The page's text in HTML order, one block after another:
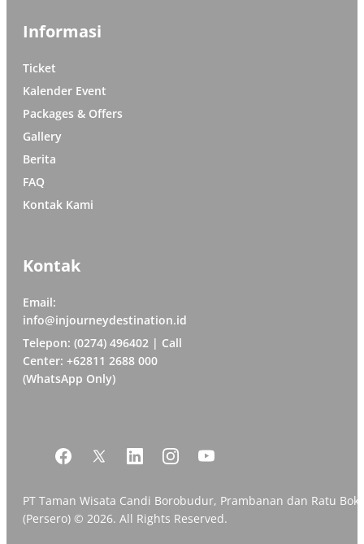
Informasi
Ticket
Kalender Event
Packages & Offers
Gallery
Berita
FAQ
Kontak Kami
Kontak
Email:
info@injourneydestination.id
Telepon: (0274) 496402 | Call
Center: +62811 2688 000
(WhatsApp Only)
PT Taman Wisata Candi Borobudur, Prambanan dan Ratu
(Persero) © 2026. All Rights Reserved.